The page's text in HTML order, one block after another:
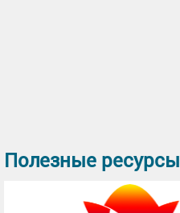
Полезные ресурсы